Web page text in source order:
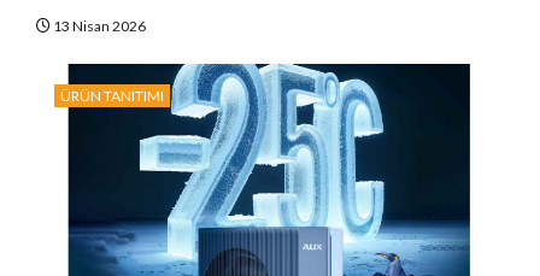
13 Nisan 2026
ÜRÜN TANITIMI